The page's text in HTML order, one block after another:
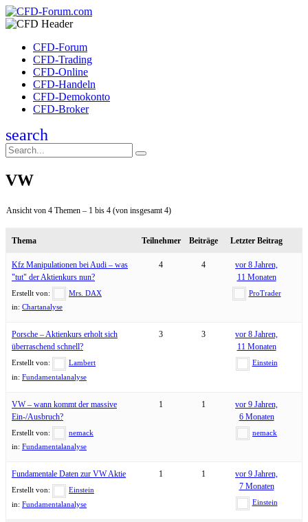
CFD-Forum
CFD-Trading
CFD-Online
CFD-Handeln
CFD-Demokonto
CFD-Broker
search
VW
Ansicht von 4 Themen – 1 bis 4 (von insgesamt 4)
Thema Teilnehmer Beiträge Letzter Beitrag
Kfz Manipulationen bei Audi – was
"tut" der Aktienkurs nun?
Erstellt von:
Mrs. DAX
in: Chartanalyse
4 4
vor 8 Jahren,
11 Monaten
ProTrader
Porsche – Aktienkurs erholt sich
überraschend schnell?
Erstellt von:
Lambert
in: Fundamentalanalyse
3 3
vor 8 Jahren,
11 Monaten
Einstein
VW – wann kommt der massive
Ein-/Ausbruch?
Erstellt von:
nemack
in: Fundamentalanalyse
1 1
vor 9 Jahren,
6 Monaten
nemack
Fundamentale Daten zur VW Aktie
Erstellt von:
Einstein
in: Fundamentalanalyse
1 1
vor 9 Jahren,
7 Monaten
Einstein